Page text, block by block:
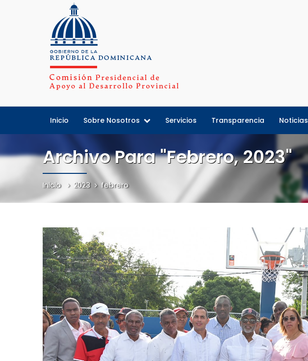
Inicio Sobre Nosotros Servicios Transparencia Noticias
Archivo Para "febrero, 2023"
Inicio 2023 febrero